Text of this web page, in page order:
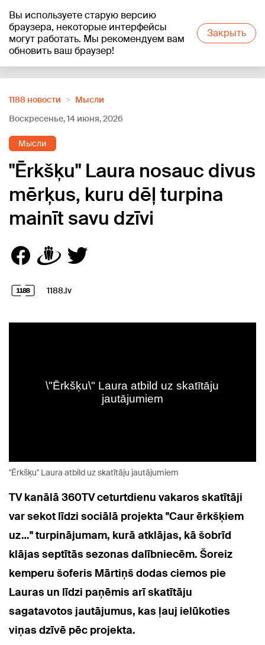
Вы используете старую версию
браузера, некоторые интерфейсы
могут работать. Мы рекомендуем вам
обновить ваш браузер!
Закрыть
+18°C
1188 новости
Мысли
Воскресенье, 14 июня, 2026
Мысли
"Ērkšķu" Laura nosauc divus
mērķus, kuru dēļ turpina
mainīt savu dzīvi
1188.lv
"Ērkšķu" Laura atbild uz skatītāju jautājumiem
TV kanālā 360TV ceturtdienu vakaros skatītāji
var sekot līdzi sociālā projekta "Caur ērkšķiem
uz…" turpinājumam, kurā atklājas, kā šobrīd
klājas septītās sezonas dalībniecēm. Šoreiz
kemperu šoferis Mārtiņš dodas ciemos pie
Lauras un līdzi paņēmis arī skatītāju
sagatavotos jautājumus, kas ļauj ielūkoties
viņas dzīvē pēc projekta.